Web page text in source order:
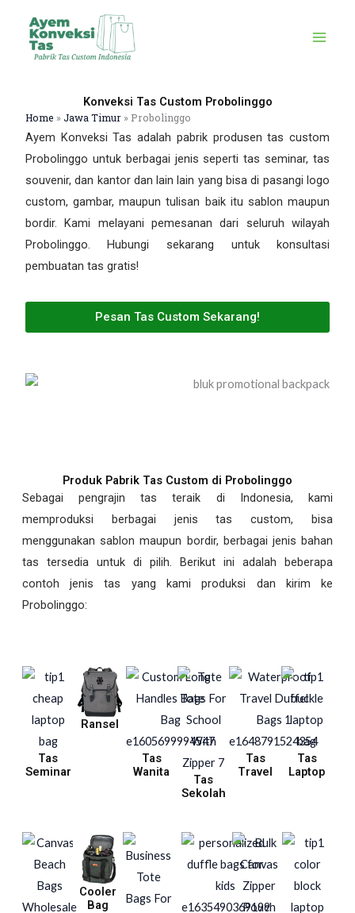
content
Konveksi Tas Custom Probolinggo
Home »Jawa Timur» Probolinggo
Ayem Konveksi Tas adalah pabrik produsen tas custom
Probolinggo untuk berbagai jenis seperti tas seminar, tas
souvenir, dan kantor dan lain lain yang bisa di pasangi logo
custom, gambar, maupun tulisan baik itu sablon maupun
bordir. Kami melayani pemesanan dari seluruh wilayah
Probolinggo. Hubungi sekarang untuk konsultasi
pembuatan tas gratis!
Pesan Tas Custom Sekarang!
Produk Pabrik Tas Custom di Probolinggo
Sebagai pengrajin tas teraik di Indonesia, kami
memproduksi berbagai jenis tas custom, bisa
menggunakan sablon maupun bordir, berbagai jenis bahan
tas tersedia untuk di pilih. Berikut ini adalah beberapa
contoh jenis tas yang kami produksi dan kirim ke
Probolinggo:
Tas
Seminar
Ransel
Tas
Wanita
Tas
Sekolah
Tas
Travel
Tas
Laptop
Cooler
Bag